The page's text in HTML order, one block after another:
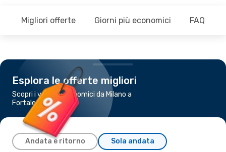
Migliori offerte Giorni più economici FAQ
Esplora le offerte migliori
Scopri i voli più economici da Milano a
Fortaleza
Andata e ritorno Sola andata